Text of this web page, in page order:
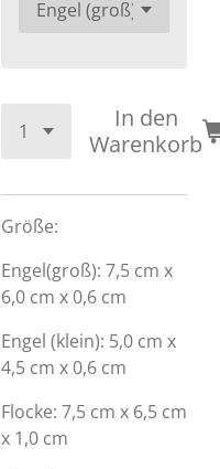
In den
Warenkorb
Größe:
Engel(groß): 7,5 cm x
6,0 cm x 0,6 cm
Engel (klein): 5,0 cm x
4,5 cm x 0,6 cm
Flocke: 7,5 cm x 6,5 cm
x 1,0 cm